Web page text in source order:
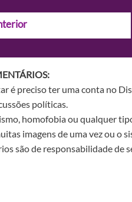
é preciso ter uma conta no
políticas.
homofobia ou qualquer
imagens de uma vez ou o
são de responsabilidade de